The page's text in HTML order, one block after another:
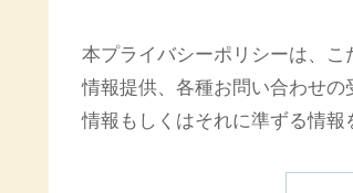
本プライバシーポリシーは、
情報提供、各種お問い合わせ
情報もしくはそれに準ずる情報